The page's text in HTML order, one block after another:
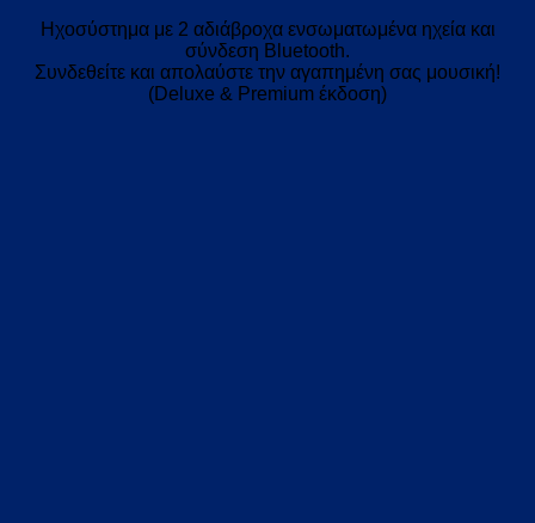
Ηχοσύστημα με 2 αδιάβροχα ενσωματωμένα ηχεία και
σύνδεση Bluetooth.
Συνδεθείτε και απολαύστε την αγαπημένη σας μουσική!
(Deluxe & Premium έκδοση)